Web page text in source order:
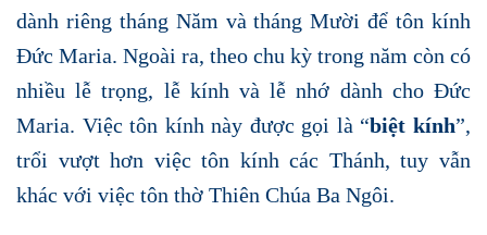
dành riêng tháng Năm và tháng Mười để tôn kính
Đức Maria. Ngoài ra, theo chu kỳ trong năm còn có
nhiều lễ trọng, lễ kính và lễ nhớ dành cho Đức
Maria. Việc tôn kính này được gọi là “biệt kính”,
trổi vượt hơn việc tôn kính các Thánh, tuy vẫn
khác với việc tôn thờ Thiên Chúa Ba Ngôi.